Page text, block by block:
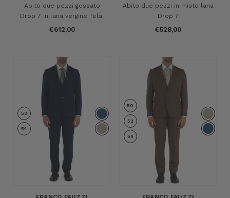
Abito due pezzi gessato
Drop 7 in lana vergine Telai
Castrignano Perrini
€612,00
Abito due pezzi in misto lana
Drop 7
€528,00
52
54
50
52
56